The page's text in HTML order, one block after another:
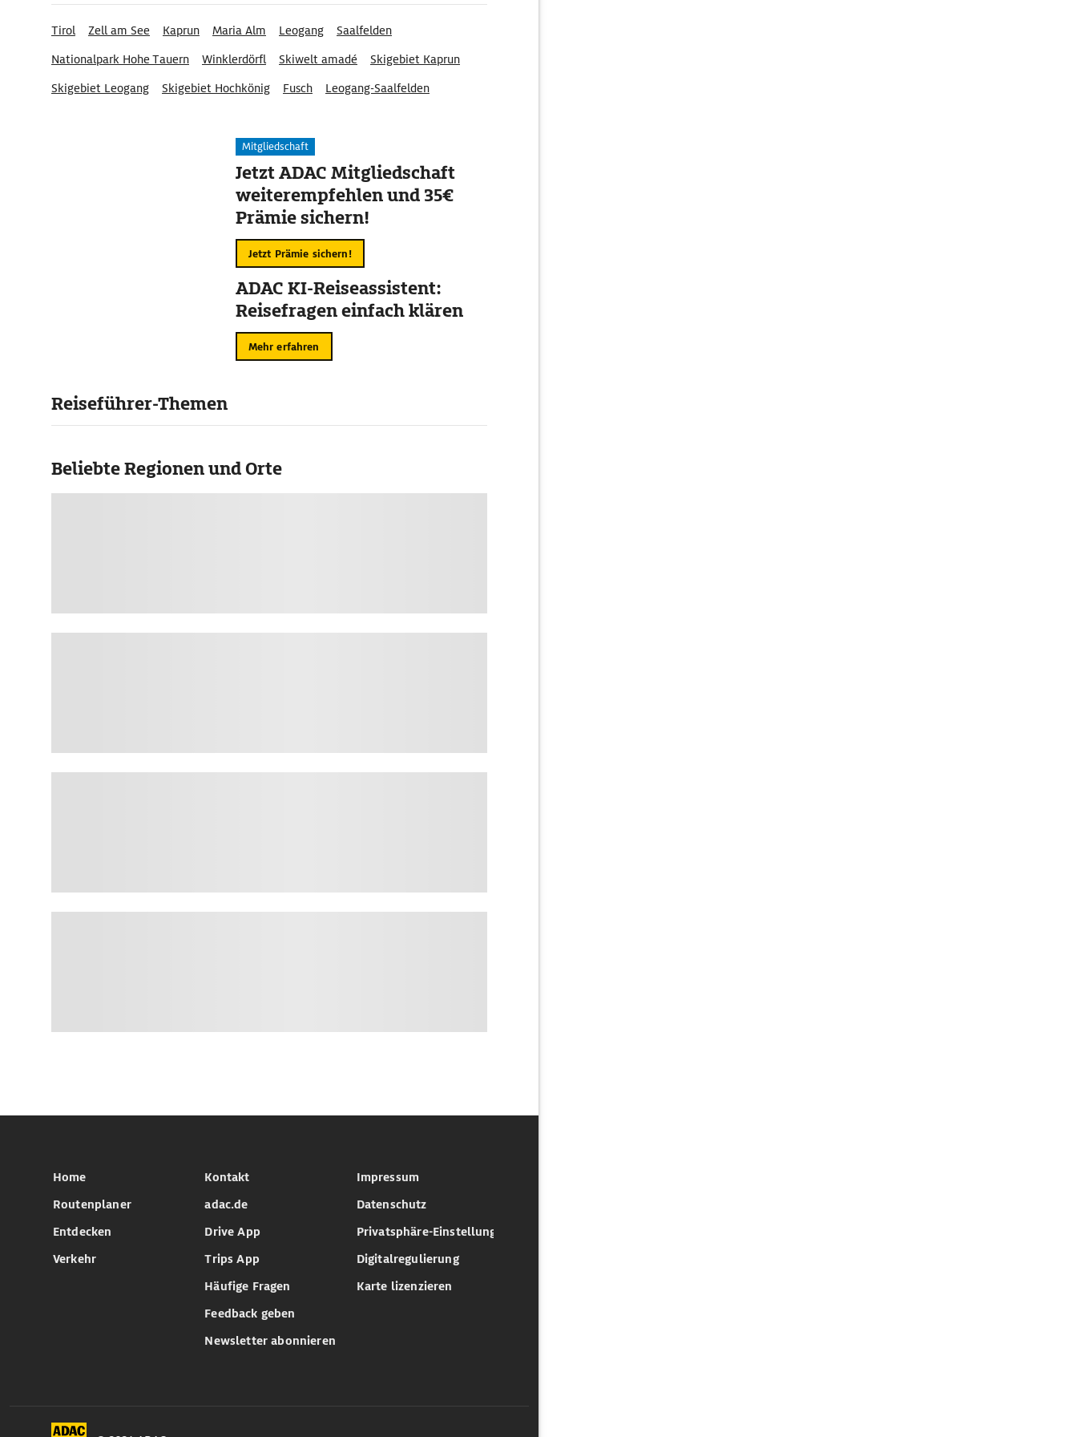
Tirol Zell am See Kaprun Maria Alm Leogang
Saalfelden
Nationalpark Hohe Tauern
Winklerdörfl Skiwelt amadé
Skigebiet Kaprun
Skigebiet Leogang
Skigebiet Hochkönig Fusch
Leogang-Saalfelden
Mitgliedschaft
Jetzt ADAC Mitgliedschaft
weiterempfehlen und 35€
Prämie sichern!
Jetzt Prämie sichern!
ADAC KI-Reiseassistent:
Reisefragen einfach klären
Mehr erfahren
Reiseführer-Themen
Beliebte Regionen und Orte
Home
Routenplaner
Entdecken
Verkehr
Kontakt
adac.de
Drive App
Trips App
Häufige Fragen
Feedback geben
Newsletter abonnieren
Impressum
Datenschutz
Privatsphäre-Einstellungen
Digitalregulierung
Karte lizenzieren